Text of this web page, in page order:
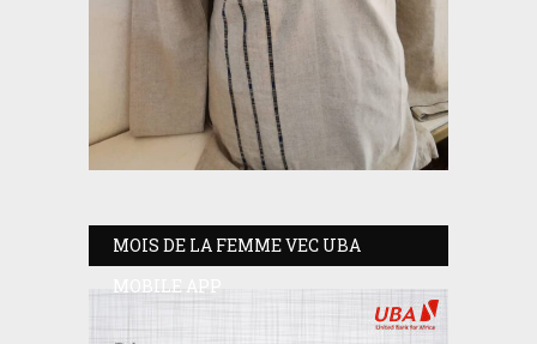
MOIS DE LA FEMME VEC UBA
MOBILE APP